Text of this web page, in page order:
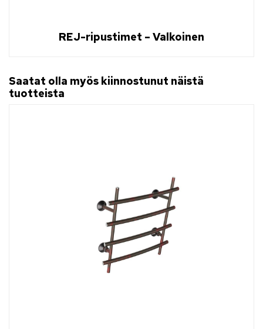
REJ-ripustimet – Valkoinen
Saatat olla myös kiinnostunut näistä
tuotteista